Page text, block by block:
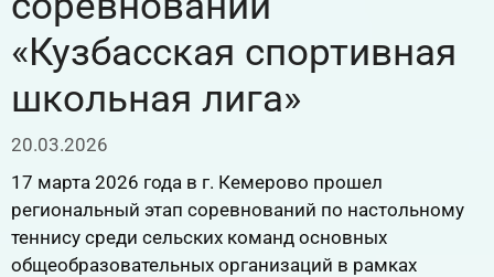
«Кузбасская спортивная
школьная лига»
20.03.2026
17 марта 2026 года в г. Кемерово прошел
региональный этап соревнований по настольному
теннису среди сельских команд основных
общеобразовательных организаций в рамках